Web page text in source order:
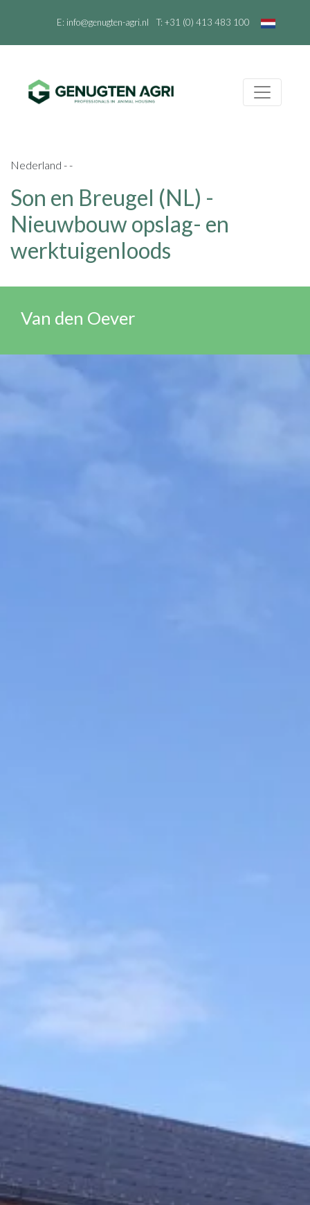
E: info@genugten-agri.nl T:+31 (0) 413 483 100
Nederland - -
Son en Breugel (NL) -
Nieuwbouw opslag- en
werktuigenloods
Van den Oever